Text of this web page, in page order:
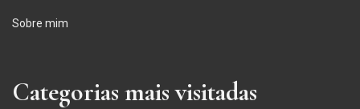
Sobre mim
Categorias mais visitadas